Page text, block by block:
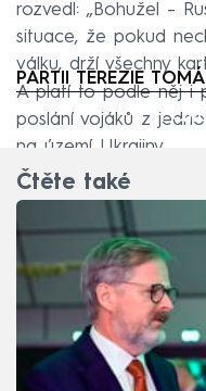
rozvedl: „Bohužel –
situace, že pokud
válku, drží všechny
PARTII TEREZIE
A platí to podle něj i
poslání vojáků z
na území Ukrajiny.
Čtěte také